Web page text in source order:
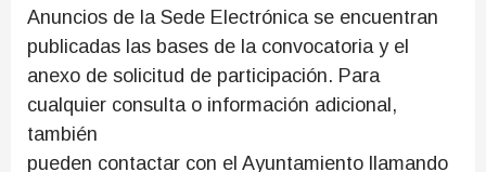
Anuncios de la Sede Electrónica se encuentran
publicadas las bases de la convocatoria y el
anexo de solicitud de participación. Para
cualquier consulta o información adicional,
también
pueden contactar con el Ayuntamiento llamando